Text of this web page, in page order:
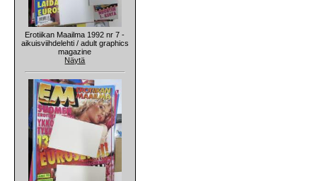
Erotiikan Maailma 1992 nr 7 -
aikuisviihdelehti / adult graphics
magazine
Näytä